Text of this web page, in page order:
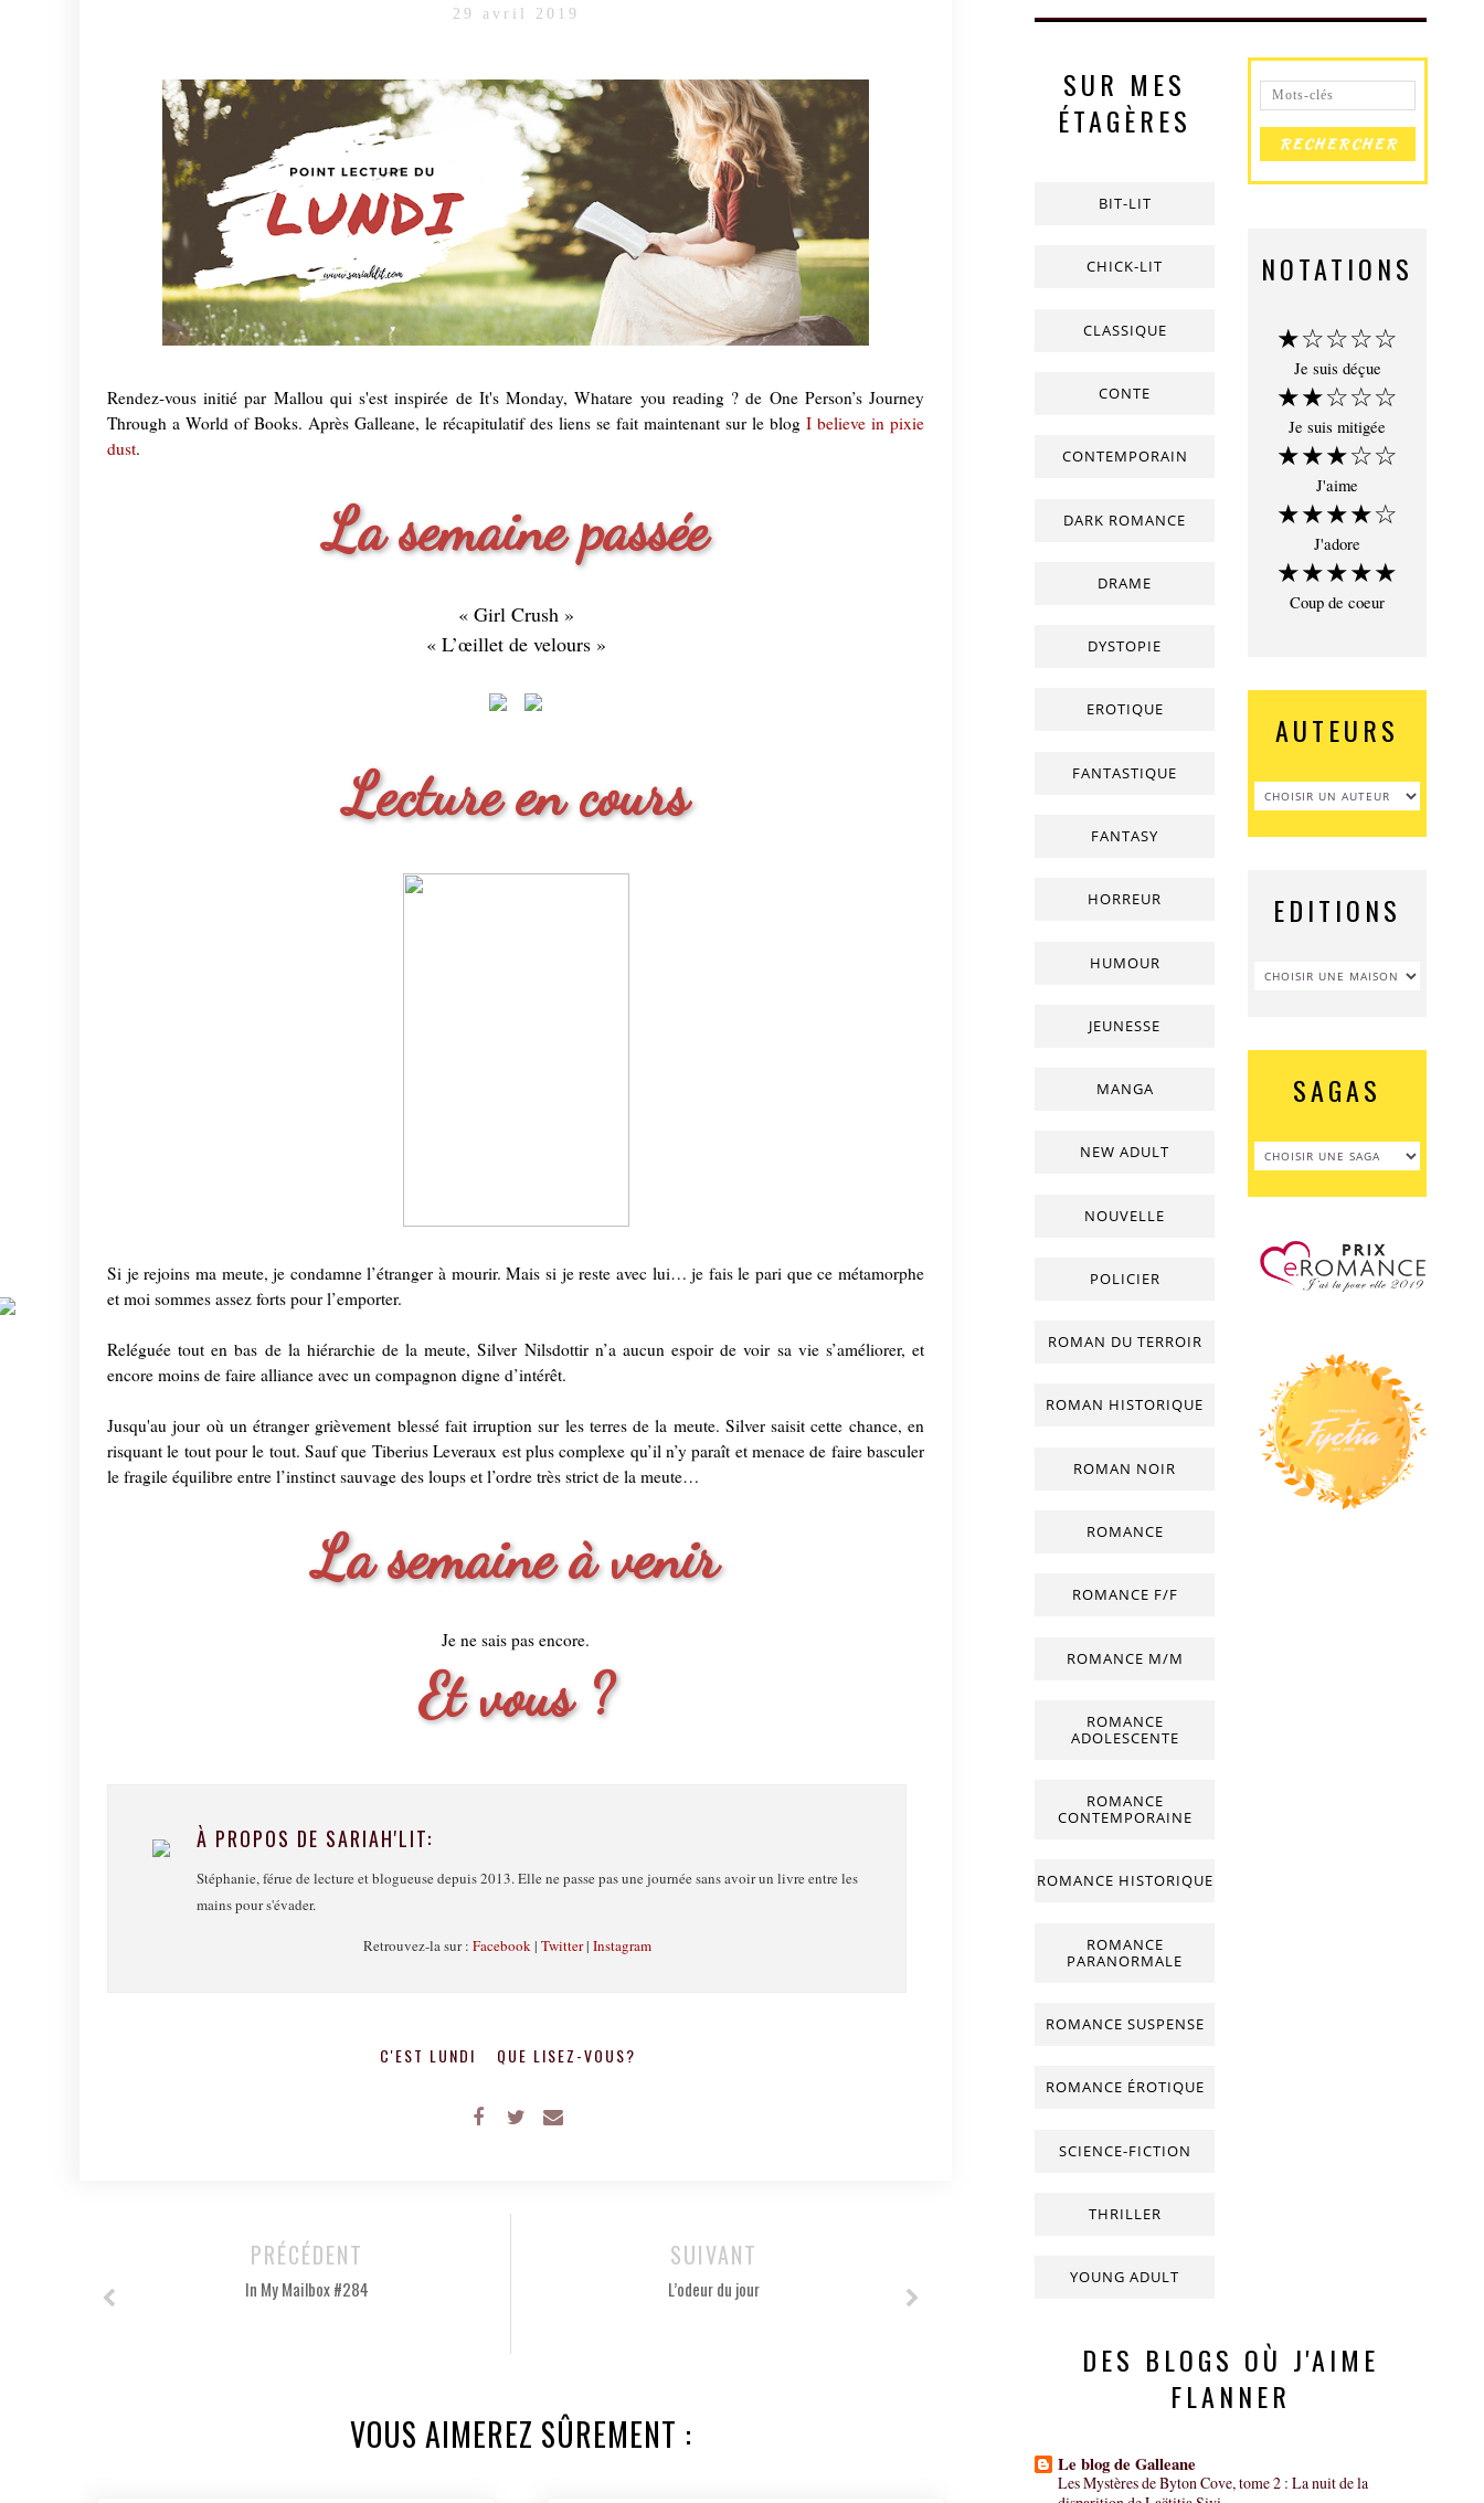
29 avril 2019
Rendez-vous initié par Mallou qui s'est inspirée de It's Monday, Whatare you reading ? de One Person’s Journey
Through a World of Books. Après Galleane, le récapitulatif des liens se fait maintenant sur le blog I believe in pixie
dust.
La semaine passée
« Girl Crush »
« L’œillet de velours »
Lecture en cours
Si je rejoins ma meute, je condamne l’étranger à mourir. Mais si je reste avec lui… je fais le pari que ce métamorphe
et moi sommes assez forts pour l’emporter.
Reléguée tout en bas de la hiérarchie de la meute, Silver Nilsdottir n’a aucun espoir de voir sa vie s’améliorer, et
encore moins de faire alliance avec un compagnon digne d’intérêt.
Jusqu'au jour où un étranger grièvement blessé fait irruption sur les terres de la meute. Silver saisit cette chance, en
risquant le tout pour le tout. Sauf que Tiberius Leveraux est plus complexe qu’il n’y paraît et menace de faire basculer
le fragile équilibre entre l’instinct sauvage des loups et l’ordre très strict de la meute…
La semaine à venir
Je ne sais pas encore.
Et vous ?
À PROPOS DE SARIAH'LIT:
Stéphanie, férue de lecture et blogueuse depuis 2013. Elle ne passe pas une journée sans avoir un livre entre les
mains pour s'évader.
Retrouvez-la sur : Facebook | Twitter| Instagram
C'EST LUNDI QUE LISEZ-VOUS?
SUIVANT
L’odeur du jour
PRÉCÉDENT
In My Mailbox #284
VOUS AIMEREZ SÛREMENT :
SUR MES
ÉTAGÈRES
BIT-LIT
CHICK-LIT
CLASSIQUE
CONTE
CONTEMPORAIN
DARK ROMANCE
DRAME
DYSTOPIE
EROTIQUE
FANTASTIQUE
FANTASY
HORREUR
HUMOUR
JEUNESSE
MANGA
NEW ADULT
NOUVELLE
POLICIER
ROMAN DU TERROIR
ROMAN HISTORIQUE
ROMAN NOIR
ROMANCE
ROMANCE F/F
ROMANCE M/M
ROMANCE
ADOLESCENTE
ROMANCE
CONTEMPORAINE
ROMANCE HISTORIQUE
ROMANCE
PARANORMALE
ROMANCE SUSPENSE
ROMANCE ÉROTIQUE
SCIENCE-FICTION
THRILLER
YOUNG ADULT
NOTATIONS
★☆☆☆☆
Je suis déçue
★★☆☆☆
Je suis mitigée
★★★☆☆
J'aime
★★★★☆
J'adore
★★★★★
Coup de coeur
AUTEURS
EDITIONS
SAGAS
DES BLOGS OÙ J'AIME
FLANNER
Le blog de Galleane
Les Mystères de Byton Cove, tome 2 : La nuit de la